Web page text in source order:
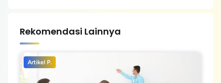
Rekomendasi Lainnya
Artikel P.